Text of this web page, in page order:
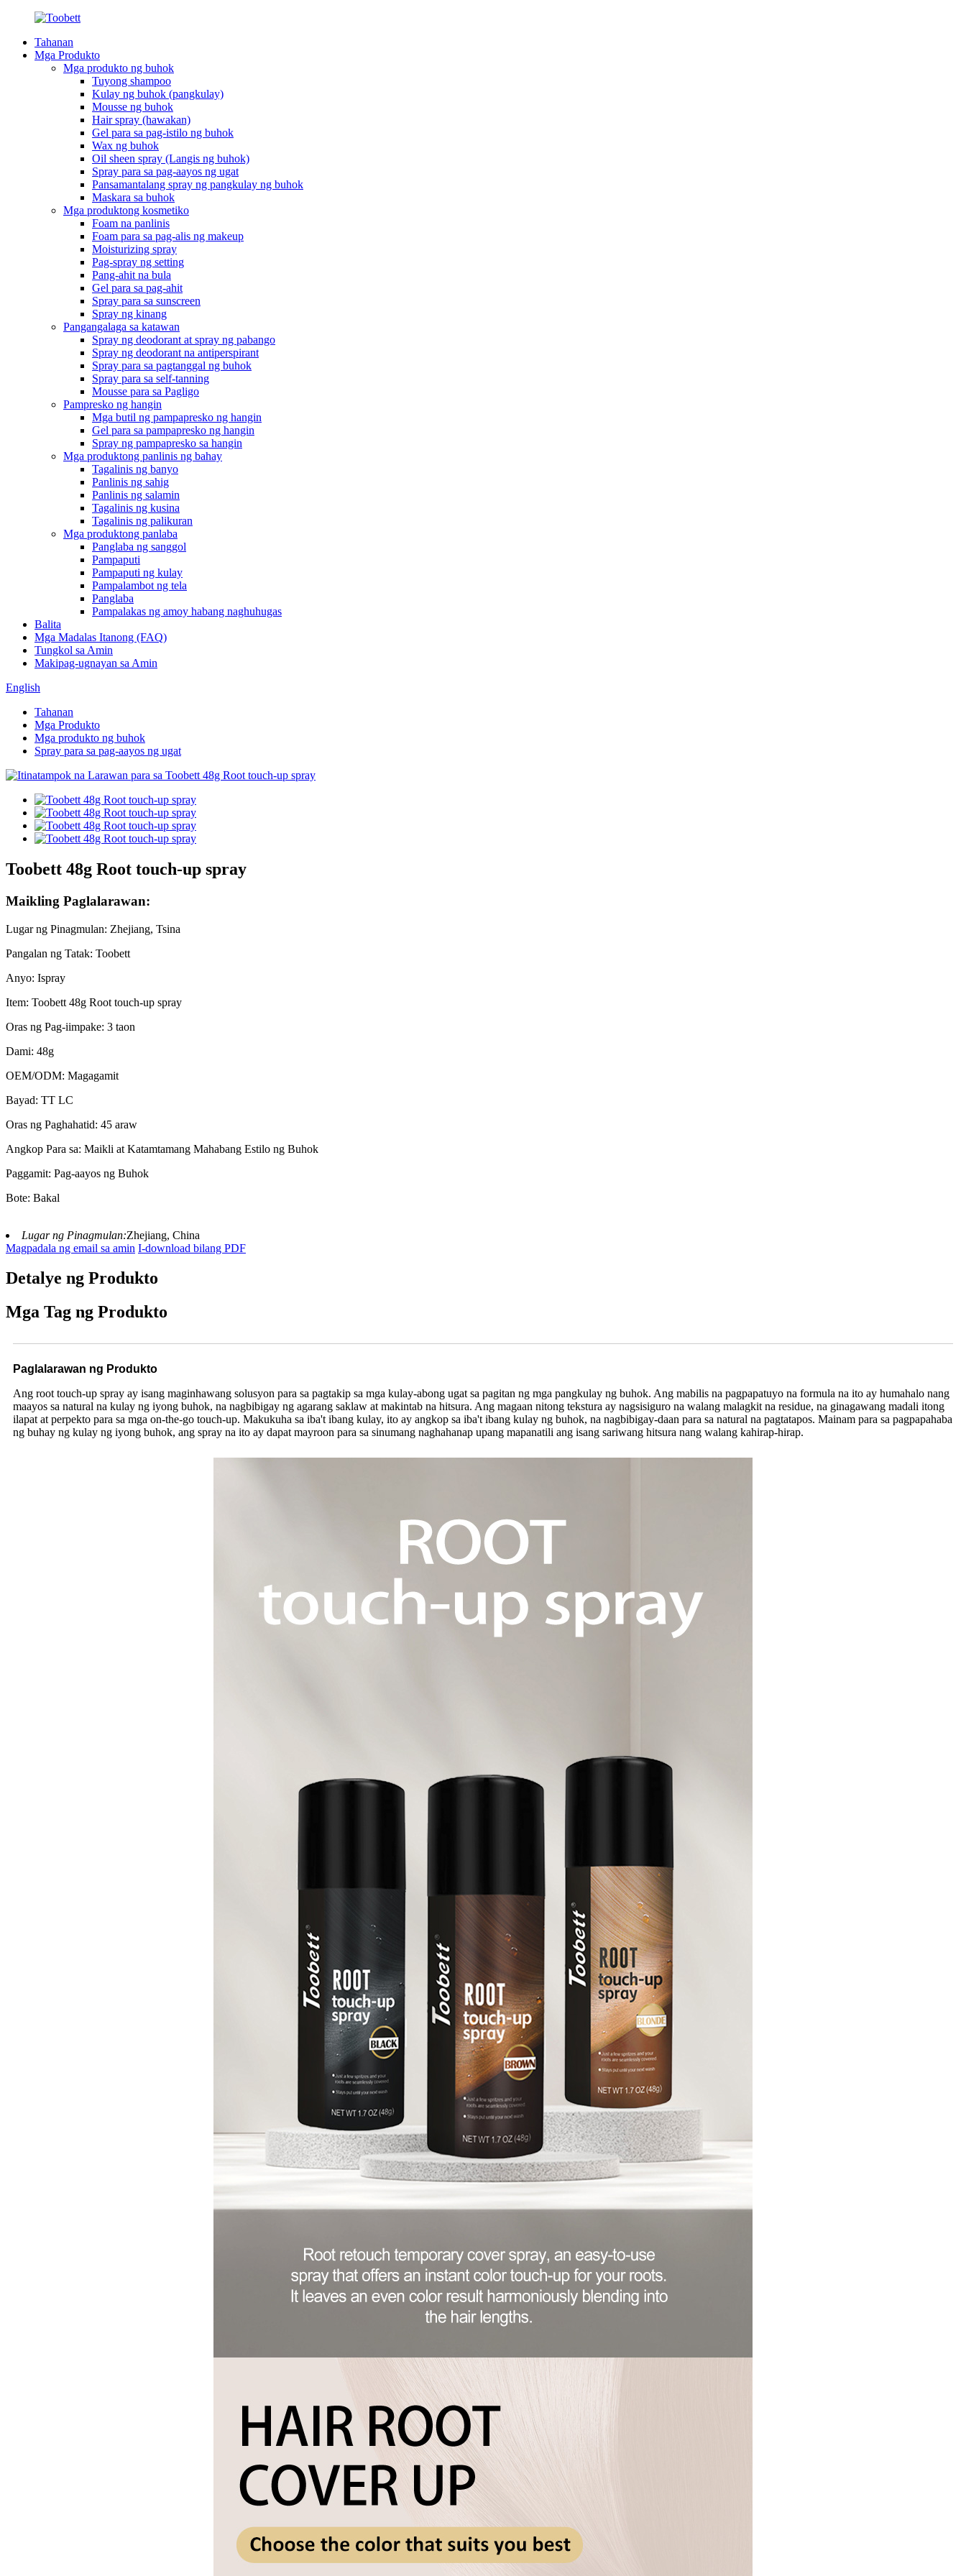
Tahanan
Mga Produkto
Mga produkto ng buhok
Tuyong shampoo
Kulay ng buhok (pangkulay)
Mousse ng buhok
Hair spray (hawakan)
Gel para sa pag-istilo ng buhok
Wax ng buhok
Oil sheen spray (Langis ng buhok)
Spray para sa pag-aayos ng ugat
Pansamantalang spray ng pangkulay ng buhok
Maskara sa buhok
Mga produktong kosmetiko
Foam na panlinis
Foam para sa pag-alis ng makeup
Moisturizing spray
Pag-spray ng setting
Pang-ahit na bula
Gel para sa pag-ahit
Spray para sa sunscreen
Spray ng kinang
Pangangalaga sa katawan
Spray ng deodorant at spray ng pabango
Spray ng deodorant na antiperspirant
Spray para sa pagtanggal ng buhok
Spray para sa self-tanning
Mousse para sa Pagligo
Pampresko ng hangin
Mga butil ng pampapresko ng hangin
Gel para sa pampapresko ng hangin
Spray ng pampapresko sa hangin
Mga produktong panlinis ng bahay
Tagalinis ng banyo
Panlinis ng sahig
Panlinis ng salamin
Tagalinis ng kusina
Tagalinis ng palikuran
Mga produktong panlaba
Panglaba ng sanggol
Pampaputi
Pampaputi ng kulay
Pampalambot ng tela
Panglaba
Pampalakas ng amoy habang naghuhugas
Balita
Mga Madalas Itanong (FAQ)
Tungkol sa Amin
Makipag-ugnayan sa Amin
English
Tahanan
Mga Produkto
Mga produkto ng buhok
Spray para sa pag-aayos ng ugat
Toobett 48g Root touch-up spray
Maikling Paglalarawan:
Lugar ng Pinagmulan: Zhejiang, Tsina
Pangalan ng Tatak: Toobett
Anyo: Ispray
Item: Toobett 48g Root touch-up spray
Oras ng Pag-iimpake: 3 taon
Dami: 48g
OEM/ODM: Magagamit
Bayad: TT LC
Oras ng Paghahatid: 45 araw
Angkop Para sa: Maikli at Katamtamang Mahabang Estilo ng Buhok
Paggamit: Pag-aayos ng Buhok
Bote: Bakal
Lugar ng Pinagmulan:Zhejiang, China
Magpadala ng email sa amin I-download bilang PDF
Detalye ng Produkto
Mga Tag ng Produkto
Paglalarawan ng Produkto
Ang root touch-up spray ay isang maginhawang solusyon para sa pagtakip sa mga kulay-abong ugat sa pagitan ng mga pangkulay ng buhok. Ang mabilis na pagpapatuyo na formula na ito ay humahalo nang
maayos sa natural na kulay ng iyong buhok, na nagbibigay ng agarang saklaw at makintab na hitsura. Ang magaan nitong tekstura ay nagsisiguro na walang malagkit na residue, na ginagawang madali itong
ilapat at perpekto para sa mga on-the-go touch-up. Makukuha sa iba't ibang kulay, ito ay angkop sa iba't ibang kulay ng buhok, na nagbibigay-daan para sa natural na pagtatapos. Mainam para sa pagpapahaba
ng buhay ng kulay ng iyong buhok, ang spray na ito ay dapat mayroon para sa sinumang naghahanap upang mapanatili ang isang sariwang hitsura nang walang kahirap-hirap.